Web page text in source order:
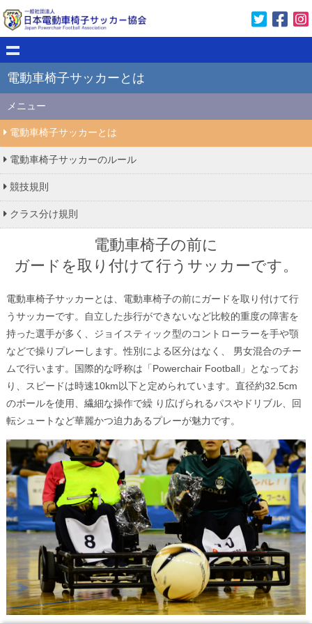
電動車椅子サッカーとは
メニュー
電動車椅子サッカーとは
電動車椅子サッカーのルール
競技規則
クラス分け規則
電動車椅子の前に
ガードを取り付けて行うサッカーです。
電動車椅子サッカーとは、電動車椅子の前にガードを取り付けて行
うサッカーです。自立した歩行ができないなど比較的重度の障害を
持った選手が多く、ジョイスティック型のコントローラーを手や顎
などで操りプレーします。性別による区分はなく、 男女混合のチー
ムで行います。国際的な呼称は「Powerchair Football」となってお
り、スピードは時速10km以下と定められています。直径約32.5cm
のボールを使用、繊細な操作で繰 り広げられるパスやドリブル、回
転シュートなど華麗かつ迫力あるプレーが魅力です。